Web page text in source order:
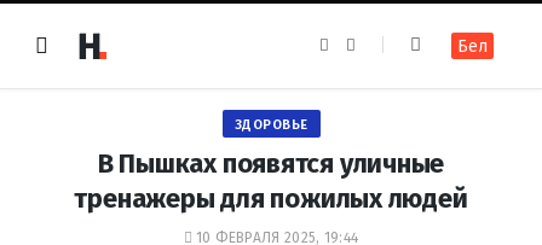
e
k
t
a
m
Бел
ЗДОРОВЬЕ
В Пышках появятся уличные
тренажеры для пожилых людей
10 ФЕВРАЛЯ 2025, 19:44